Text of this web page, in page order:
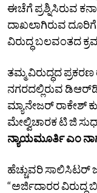
ಈಚೆಗೆ ಪ್ರಶ್ನಿಸಿರುವ
ದಾಖಲಾಗಿರುವ
ವಿರುದ್ಧ ಬಲವಂತದ
ತಮ್ಮ ವಿರುದ್ಧದ
ನಗರದಲ್ಲಿರುವ
ಮ್ಯಾನೇಜರ್‌ ರಾಕೇಶ್‌
ಮೇಲ್ವಿಚಾರಕ ಟಿ ಜಿ
ನ್ಯಾಯಮೂರ್ತಿ ಎಂ
ಹೆಚ್ಚುವರಿ
“ಅರ್ಜಿದಾರರ